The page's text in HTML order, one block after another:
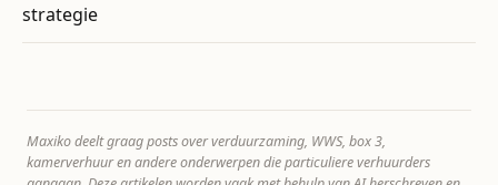
strategie
Maxiko deelt graag posts over verduurzaming, WWS, box 3,
kamerverhuur en andere onderwerpen die particuliere verhuurders